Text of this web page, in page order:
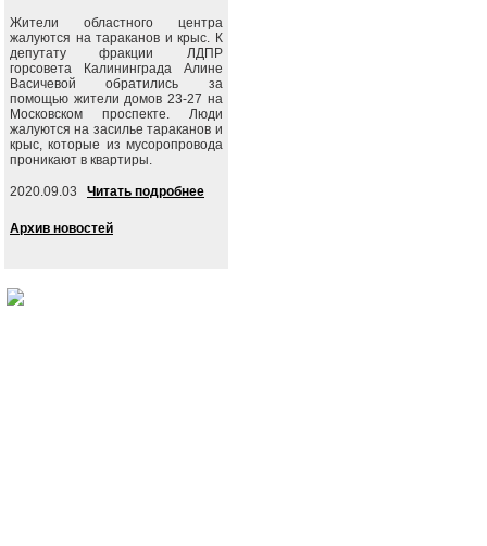
Жители областного центра
жалуются на тараканов и крыс. К
депутату фракции ЛДПР
горсовета Калининграда Алине
Васичевой обратились за
помощью жители домов 23-27 на
Московском проспекте. Люди
жалуются на засилье тараканов и
крыс, которые из мусоропровода
проникают в квартиры.
2020.09.03 Читать подробнее
Архив новостей